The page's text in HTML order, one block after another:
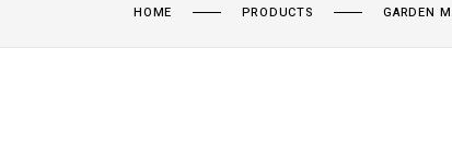
HOME PRODUCTS GARDEN